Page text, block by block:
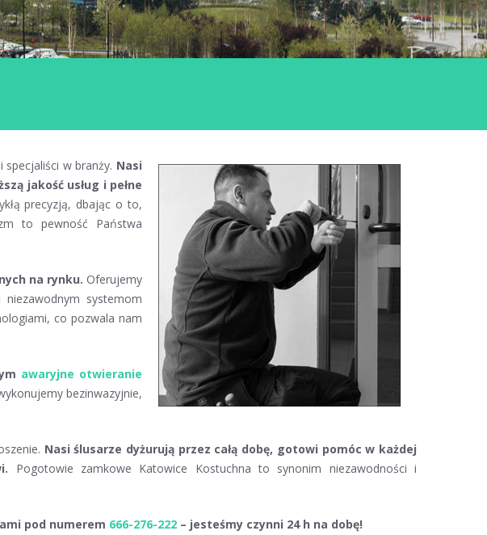
w branży. Nasi
jakość usług i pełne
precyzją, dbając o to,
to pewność Państwa
na rynku. Oferujemy
systemom
co pozwala nam
awaryjne otwieranie
bezinwazyjnie,
Nasi ślusarze dyżurują przez całą dobę, gotowi pomóc w każdej
Pogotowie zamkowe Katowice Kostuchna to synonim niezawodności i
pod numerem 666-276-222 – jesteśmy czynni 24 h na dobę!